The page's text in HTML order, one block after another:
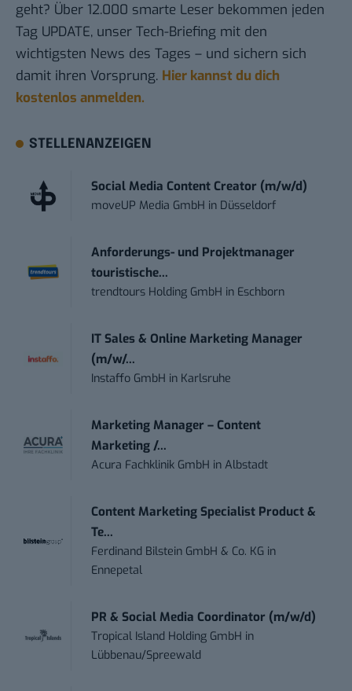
geht? Über 12.000 smarte Leser bekommen jeden
Tag UPDATE, unser Tech-Briefing mit den
wichtigsten News des Tages – und sichern sich
damit ihren Vorsprung. Hier kannst du dich
kostenlos anmelden.
STELLENANZEIGEN
Social Media Content Creator (m/w/d)
moveUP Media GmbH in Düsseldorf
Anforderungs- und Projektmanager
touristische...
trendtours Holding GmbH in Eschborn
IT Sales & Online Marketing Manager
(m/w/...
Instaffo GmbH in Karlsruhe
Marketing Manager – Content
Marketing /...
Acura Fachklinik GmbH inAlbstadt
Content Marketing Specialist Product &
Te...
Ferdinand Bilstein GmbH & Co. KG in
Ennepetal
PR & Social Media Coordinator (m/w/d)
Tropical Island Holding GmbH in
Lübbenau/Spreewald